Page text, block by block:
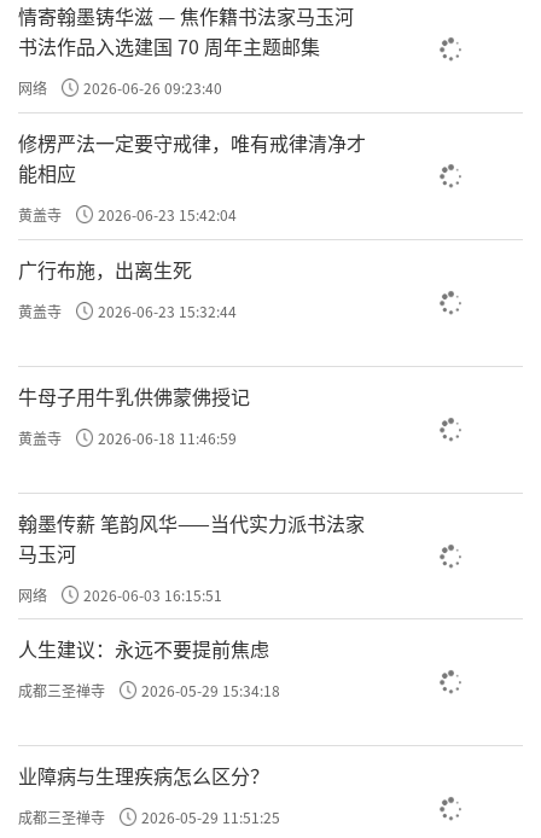
禅宗祖庭教学：追宗溯源，策励学修
5月10日，师生一行参访赵县柏林禅寺。这座千
年古刹是禅宗重要祖庭，赵州禅风远播中外，
素有“赵州门风”之美誉。赵州禅师“吃茶
将高深禅法融入日常生活，令师生们深受启
迪。参访期间，明海法师寄语全体师生，当以
情寄翰墨铸华滋 — 焦作籍书法家马玉河
书法作品入选建国 70 周年主题邮集
网络 2026-06-26 09:23:40
修楞严法一定要守戒律，唯有戒律清净才
能相应
黄盖寺 2026-06-23 15:42:04
广行布施，出离生死
黄盖寺 2026-06-23 15:32:44
牛母子用牛乳供佛蒙佛授记
黄盖寺 2026-06-18 11:46:59
翰墨传薪 笔韵风华——当代实力派书法家
马玉河
网络 2026-06-03 16:15:51
人生建议：永远不要提前焦虑
成都三圣禅寺 2026-05-29 15:34:18
业障病与生理疾病怎么区分？
成都三圣禅寺 2026-05-29 11:51:25